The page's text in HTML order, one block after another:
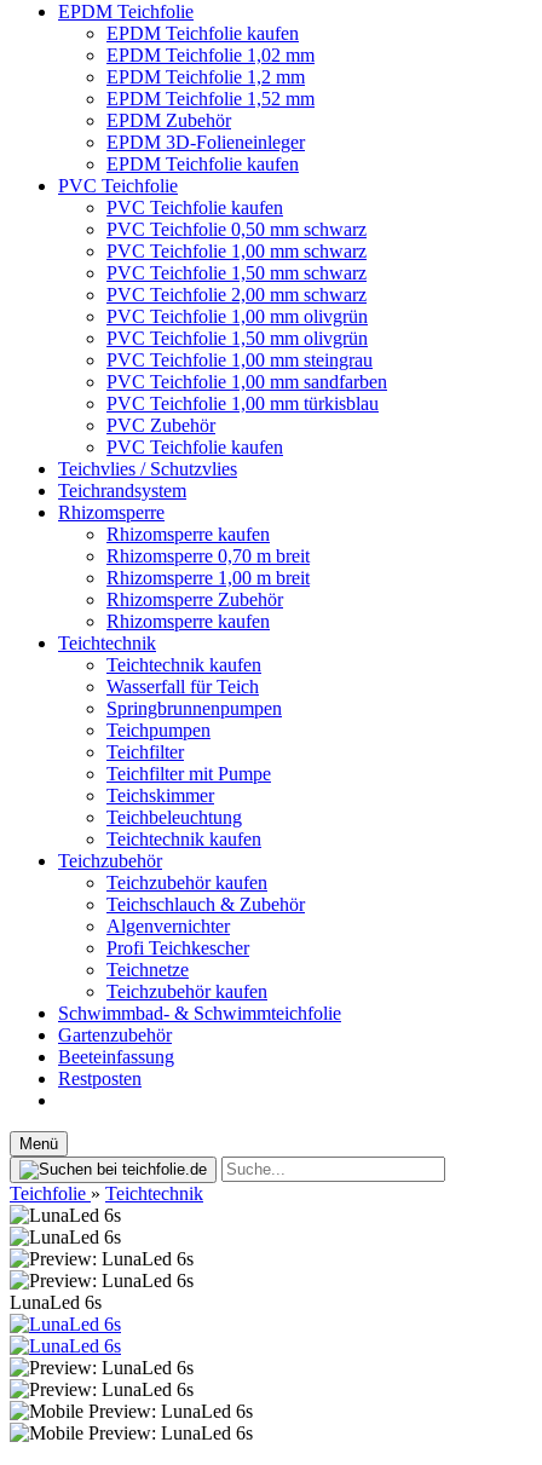
EPDM Teichfolie
EPDM Teichfolie kaufen
EPDM Teichfolie 1,02 mm
EPDM Teichfolie 1,2 mm
EPDM Teichfolie 1,52 mm
EPDM Zubehör
EPDM 3D-Folieneinleger
EPDM Teichfolie kaufen
PVC Teichfolie
PVC Teichfolie kaufen
PVC Teichfolie 0,50 mm schwarz
PVC Teichfolie 1,00 mm schwarz
PVC Teichfolie 1,50 mm schwarz
PVC Teichfolie 2,00 mm schwarz
PVC Teichfolie 1,00 mm olivgrün
PVC Teichfolie 1,50 mm olivgrün
PVC Teichfolie 1,00 mm steingrau
PVC Teichfolie 1,00 mm sandfarben
PVC Teichfolie 1,00 mm türkisblau
PVC Zubehör
PVC Teichfolie kaufen
Teichvlies / Schutzvlies
Teichrandsystem
Rhizomsperre
Rhizomsperre kaufen
Rhizomsperre 0,70 m breit
Rhizomsperre 1,00 m breit
Rhizomsperre Zubehör
Rhizomsperre kaufen
Teichtechnik
Teichtechnik kaufen
Wasserfall für Teich
Springbrunnenpumpen
Teichpumpen
Teichfilter
Teichfilter mit Pumpe
Teichskimmer
Teichbeleuchtung
Teichtechnik kaufen
Teichzubehör
Teichzubehör kaufen
Teichschlauch & Zubehör
Algenvernichter
Profi Teichkescher
Teichnetze
Teichzubehör kaufen
Schwimmbad- & Schwimmteichfolie
Gartenzubehör
Beeteinfassung
Restposten
Menü
Teichfolie » Teichtechnik
LunaLed 6s